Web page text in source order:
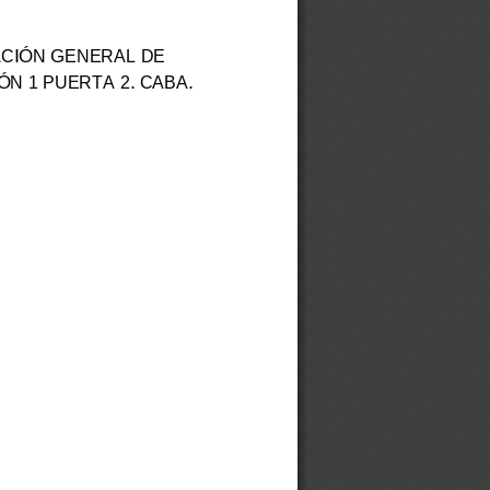
GENERAL DE
1 PUERTA 2. CABA.